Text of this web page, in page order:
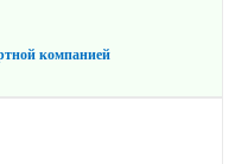
компанией